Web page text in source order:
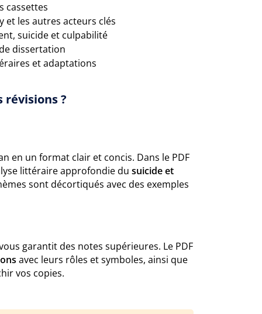
cassettes
et les autres acteurs clés
suicide et culpabilité
dissertation
et adaptations
révisions ?
en un format clair et concis. Dans le PDF
littéraire approfondie du suicide et
sont décortiqués avec des exemples
garantit des notes supérieures. Le PDF
avec leurs rôles et symboles, ainsi que
vos copies.